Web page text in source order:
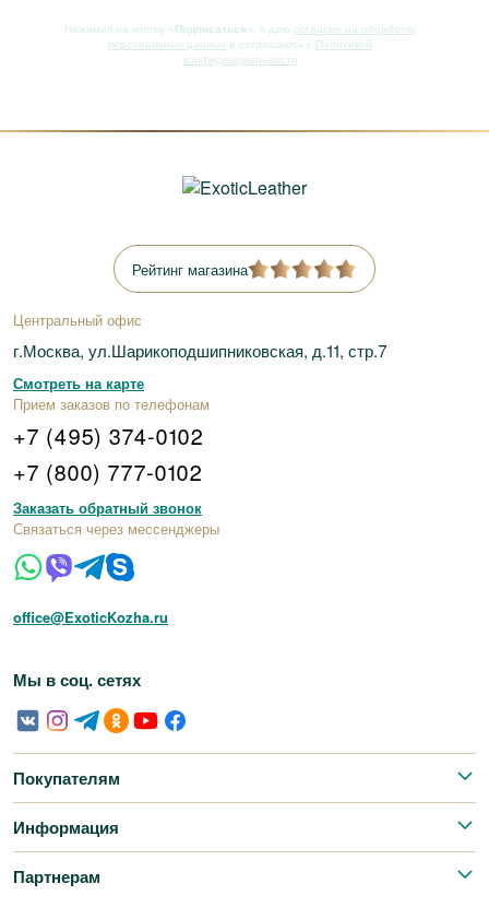
Нажимая на кнопку «Подписаться» , я даю согласие на обработку
персональных данных и соглашаюсь с Политикой
конфиденциальности
Рейтинг магазина
Центральный офис
г.Москва, ул.Шарикоподшипниковская, д.11, стр.7
Смотреть на карте
Прием заказов по телефонам
+7 (495) 374-0102
+7 (800) 777-0102
Заказать обратный звонок
Связаться через мессенджеры
office@ExoticKozha.ru
Мы в соц. сетях
Покупателям
Информация
Партнерам